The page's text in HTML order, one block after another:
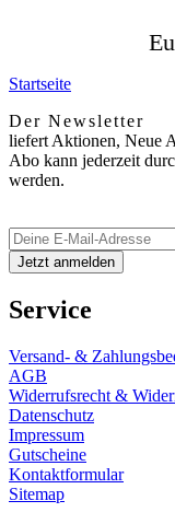
Startseite
Der Newsletter
liefert Aktionen, Neue
Abo kann jederzeit
werden.
Service
Versand- &
AGB
Widerrufsrecht &
Datenschutz
Impressum
Gutscheine
Kontaktformular
Sitemap